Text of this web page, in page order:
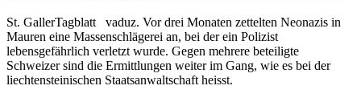
St. GallerTagblatt vaduz. Vor drei Monaten zettelten Neonazis in
Mauren eine Massenschlägerei an, bei der ein Polizist
lebensgefährlich verletzt wurde. Gegen mehrere beteiligte
Schweizer sind die Ermittlungen weiter im Gang, wie es bei der
liechtensteinischen Staatsanwaltschaft heisst.